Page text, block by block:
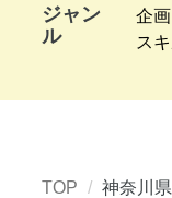
ジャン
ル
企
ス
TOP 神奈川